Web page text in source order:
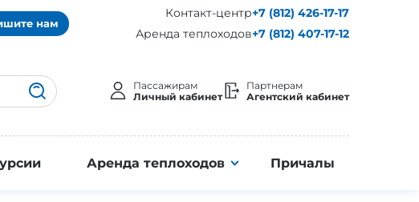
нам
Контакт-центр+7 (812) 426-17-17
Аренда теплоходов+7 (812) 407-17-12
Пассажирам
Личный кабинет
Партнерам
Агентский кабинет
Аренда теплоходов Причалы